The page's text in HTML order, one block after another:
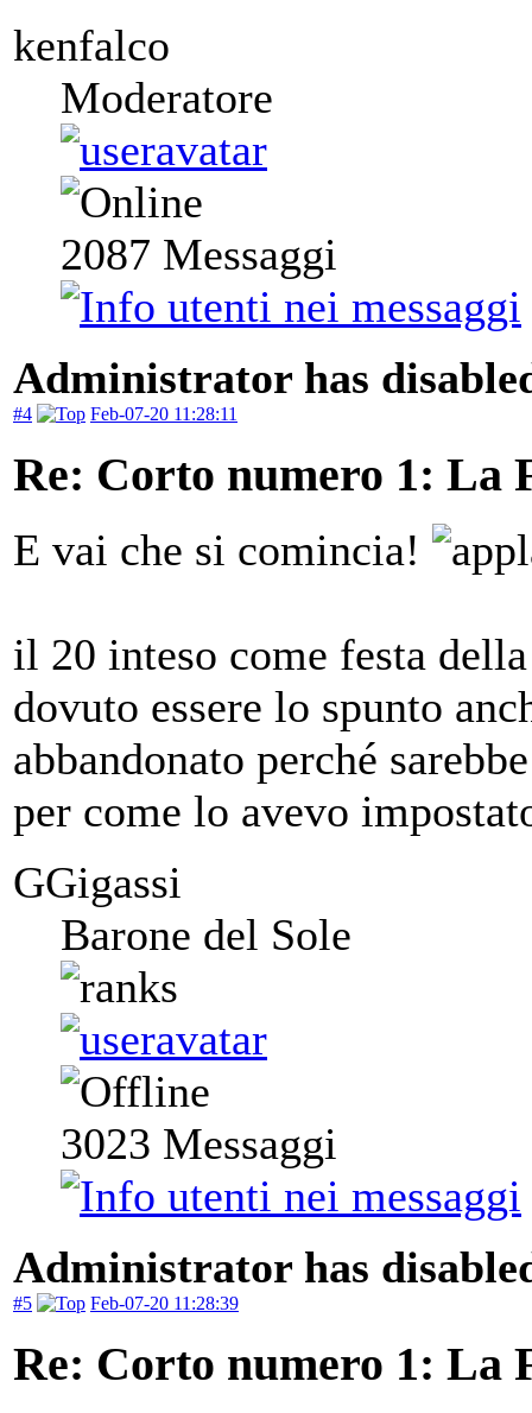
kenfalco
Moderatore
2087 Messaggi
Administrator has
#4 Feb-07-20 11:28:11
Re: Corto numero 1: La
E vai che si comincia!
il 20 inteso come festa
dovuto essere lo spunto
abbandonato perché
per come lo avevo
GGigassi
Barone del Sole
3023 Messaggi
Administrator has
#5 Feb-07-20 11:28:39
Re: Corto numero 1: La